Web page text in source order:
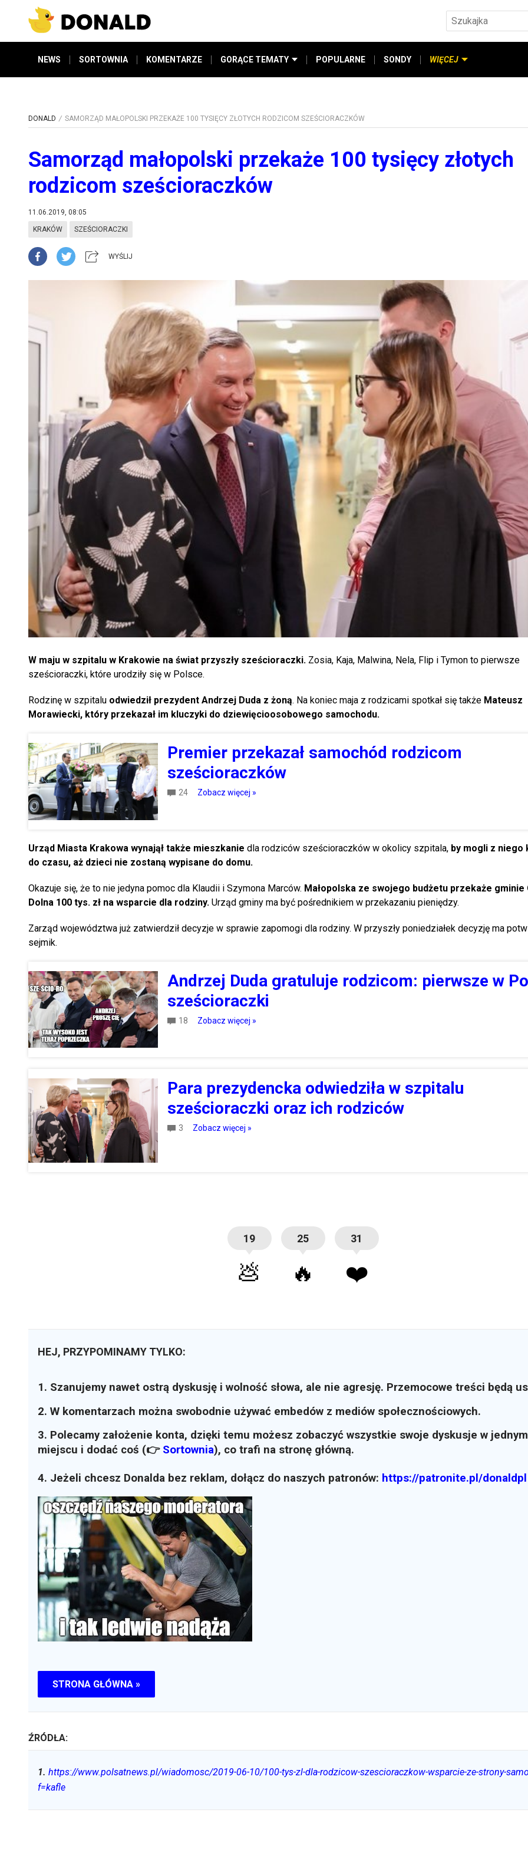
NEWS SORTOWNIA KOMENTARZE GORĄCE TEMATY POPULARNE SONDY WIĘCEJ
DONALD SAMORZĄD MAŁOPOLSKI PRZEKAŻE 100 TYSIĘCY ZŁOTYCH RODZICOM SZEŚCIORACZKÓW
Samorząd małopolski przekaże 100 tysięcy złotych
rodzicom sześcioraczków
11.06.2019, 08:05
KRAKÓW SZEŚCIORACZKI
WYŚLIJ
W maju w szpitalu w Krakowie na świat przyszły sześcioraczki. Zosia, Kaja, Malwina, Nela, Flip i Tymon to pierwsze
sześcioraczki, które urodziły się w Polsce.
Rodzinę w szpitalu odwiedził prezydent Andrzej Duda z żoną. Na koniec maja z rodzicami spotkał się także Mateusz
Morawiecki, który przekazał im kluczyki do dziewięcioosobowego samochodu.
Premier przekazał samochód rodzicom
sześcioraczków
24 Zobacz więcej »
Urząd Miasta Krakowa wynajął także mieszkanie dla rodziców sześcioraczków w okolicy szpitala, by mogli z niego
do czasu, aż dzieci nie zostaną wypisane do domu.
Okazuje się, że to nie jedyna pomoc dla Klaudii i Szymona Marców. Małopolska ze swojego budżetu przekaże gminie
Dolna 100 tys. zł na wsparcie dla rodziny. Urząd gminy ma być pośrednikiem w przekazaniu pieniędzy.
Zarząd województwa już zatwierdził decyzje w sprawie zapomogi dla rodziny. W przyszły poniedziałek decyzję ma
sejmik.
Andrzej Duda gratuluje rodzicom: pierwsze w
sześcioraczki
18 Zobacz więcej »
Para prezydencka odwiedziła w szpitalu
sześcioraczki oraz ich rodziców
3 Zobacz więcej »
19
💩
25
🔥
31
❤️
HEJ, PRZYPOMINAMY TYLKO:
1. Szanujemy nawet ostrą dyskusję i wolność słowa, ale nie agresję. Przemocowe treści będą
2. W komentarzach można swobodnie używać embedów z mediów społecznościowych.
3. Polecamy założenie konta, dzięki temu możesz zobaczyć wszystkie swoje dyskusje w jednym
miejscu i dodać coś (👉 Sortownia), co trafi na stronę główną.
4. Jeżeli chcesz Donalda bez reklam, dołącz do naszych patronów: https://patronite.pl/donaldpl
STRONA GŁÓWNA »
ŹRÓDŁA:
1. https://www.polsatnews.pl/wiadomosc/2019-06-10/100-tys-zl-dla-rodzicow-szescioraczkow-wsparcie-ze-strony-
f=kafle